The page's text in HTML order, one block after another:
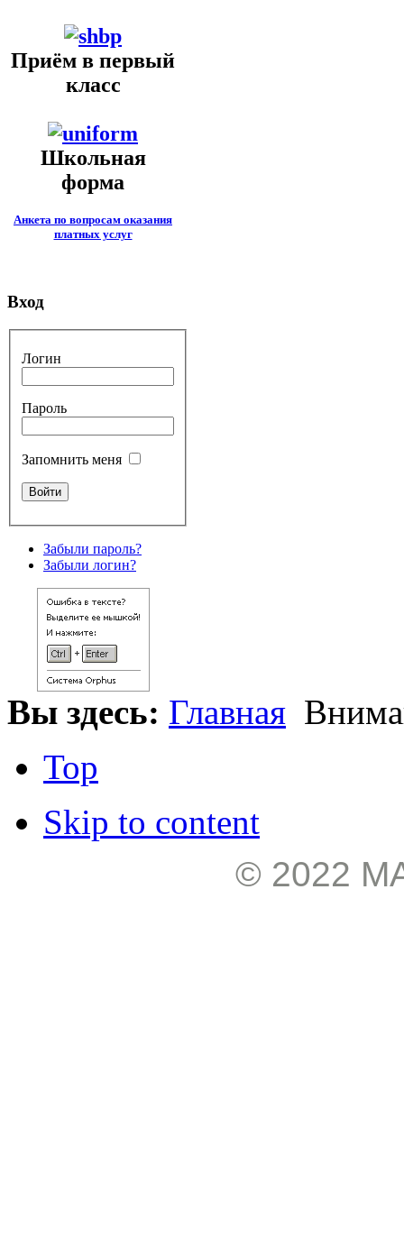
Приём в первый
класс
Школьная
форма
Анкета по вопросам оказания
платных услуг
Вход
Логин
Пароль
Запомнить меня
Забыли пароль?
Забыли логин?
Вы здесь: Главная
Top
Skip to content
© 2022